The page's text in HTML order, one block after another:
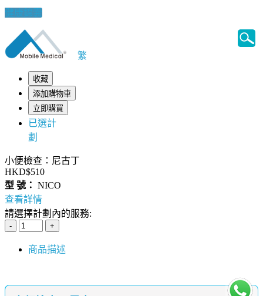
健康錦囊
繁
收藏
添加購物車
立即購買
已選計
劃
小便檢查：尼古丁
HKD$510
型 號： NICO
查看詳情
請選擇計劃內的服務:
商品描述